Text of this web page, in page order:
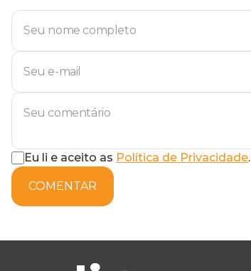
Eu li e aceito as Política de Privacidade.
COMENTAR